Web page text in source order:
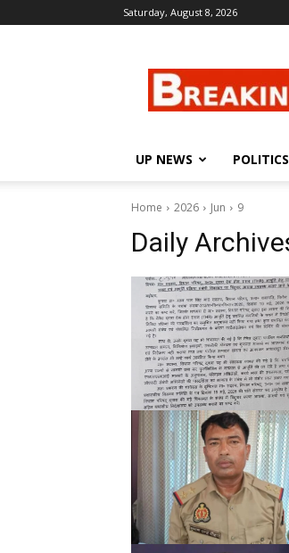
Saturday, August 8, 2026
UP NEWS POLITICS
Home 2026 Jun 9
Daily